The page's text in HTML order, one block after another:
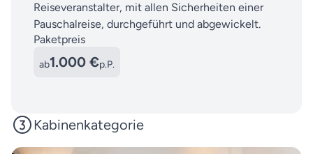
Reiseveranstalter, mit allen Sicherheiten einer
Pauschalreise, durchgeführt und abgewickelt.
Paketpreis
ab1.000 €p.P.
Kabinenkategorie